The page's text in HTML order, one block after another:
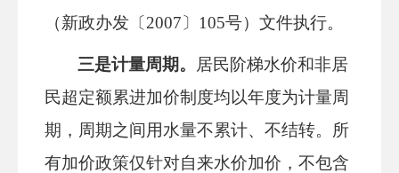
（新政办发〔 2007〕105号）文件执行。
三是计量周期。
居民阶梯水价和非居
民超定额累进加价制度均以年度为计量周
期，周期之间用水量不累计、不结转。所
有加价政策仅针对自来水价加价，不包含